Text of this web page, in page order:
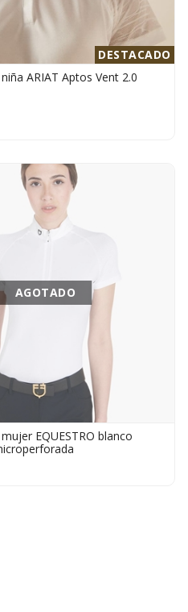
DESTACADO
ARIAT Aptos Vent 2.0
AGOTADO
EQUESTRO blanco